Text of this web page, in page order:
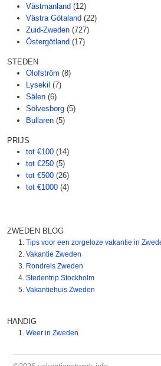
Västmanland (12)
Västra Götaland (22)
Zuid-Zweden (727)
Östergötland (17)
STEDEN
Olofström (8)
Lysekil (7)
Sälen (6)
Sölvesborg (5)
Bullaren (5)
PRIJS
tot €100 (14)
tot €250 (5)
tot €500 (26)
tot €1000 (4)
ZWEDEN BLOG
Tips voor een zorgeloze vakantie in
Vakantie Zweden
Rondreis Zweden
Stedentrip Stockholm
Vakantiehuis Zweden
HANDIG
Weer in Zweden